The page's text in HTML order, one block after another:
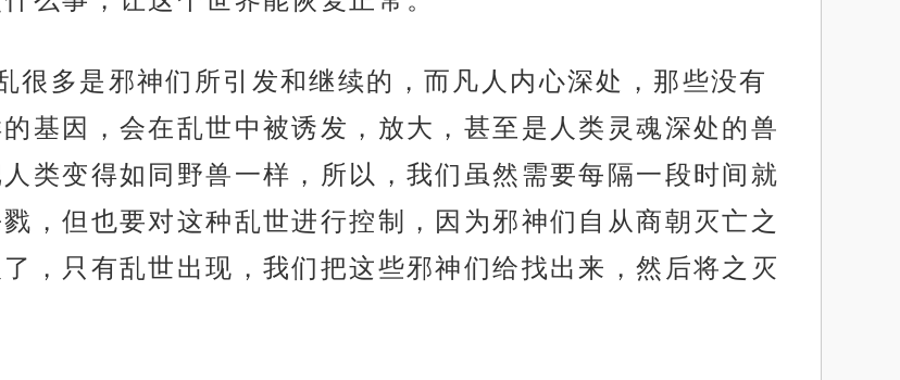
很多是邪神们所引发和继续的，而凡人内心深处，那些没有
基因，会在乱世中被诱发，放大，甚至是人类灵魂深处的兽
类变得如同野兽一样，所以，我们虽然需要每隔一段时间就
，但也要对这种乱世进行控制，因为邪神们自从商朝灭亡之
，只有乱世出现，我们把这些邪神们给找出来，然后将之灭